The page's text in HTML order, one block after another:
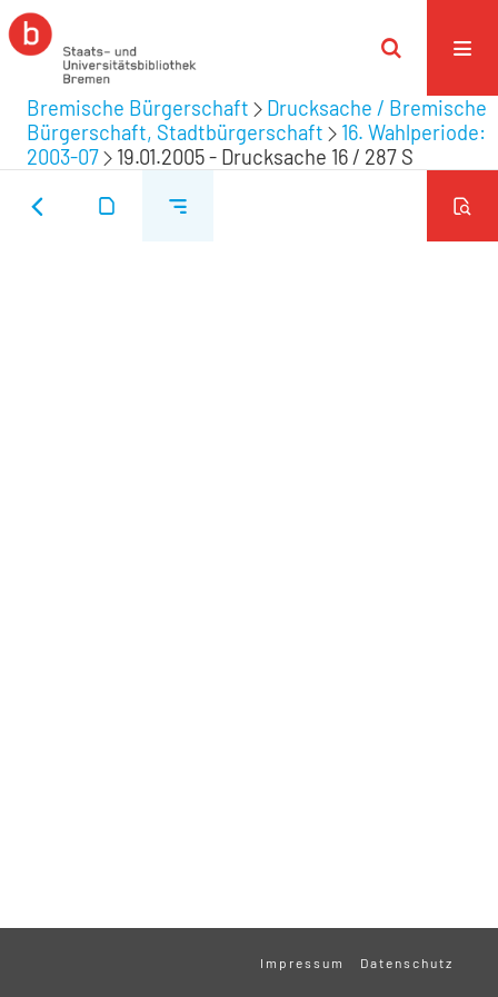
Bremische Bürgerschaft
Drucksache / Bremische
Bürgerschaft, Stadtbürgerschaft
16. Wahlperiode:
2003-07
19.01.2005 - Drucksache 16 / 287 S
Impressum Datenschutz